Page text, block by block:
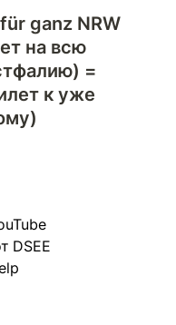
ganz NRW
на всю
к уже
DSEE